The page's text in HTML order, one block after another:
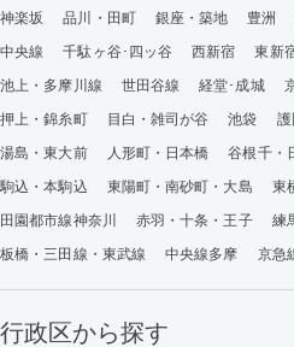
神楽坂
品川・田町 銀座・築地 豊洲
中央線
千駄ヶ谷･四ッ谷 西新宿 東新
池上・多摩川線
世田谷線 経堂･成城
押上・錦糸町
目白・雑司が谷 池袋
湯島・東大前
人形町・日本橋 谷根千・
駒込・本駒込
東陽町・南砂町・大島 東
田園都市線神奈川
赤羽・十条・王子
練
板橋・三田線・東武線
中央線多摩 京急
行政区から探す